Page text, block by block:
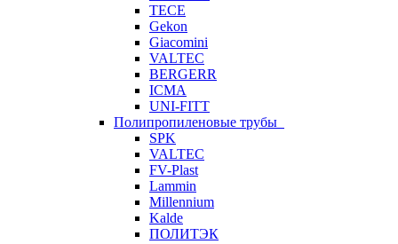
TECE
Gekon
Giacomini
VALTEC
BERGERR
ICMA
UNI-FITT
Полипропиленовые трубы
SPK
VALTEC
FV-Plast
Lammin
Millennium
Kalde
ПОЛИТЭК